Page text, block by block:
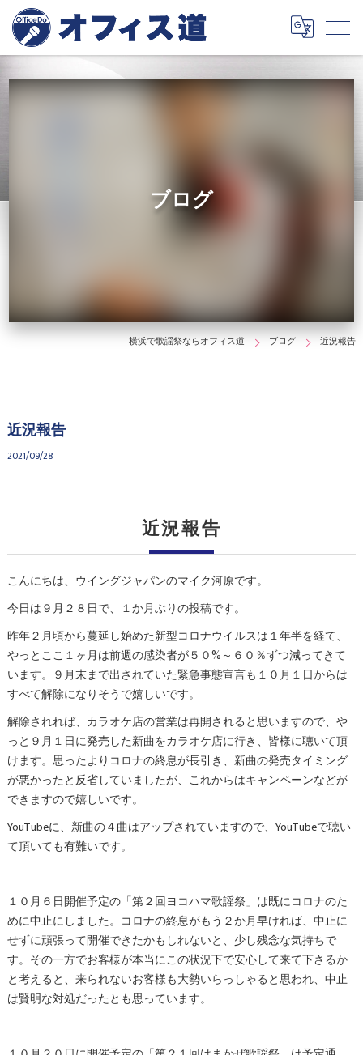
ブログ
横浜で歌謡祭ならオフィス道 ブログ 近況報告
近況報告
2021/09/28
近況報告
こんにちは、ウイングジャパンのマイク河原です。
今日は９月２８日で、１か月ぶりの投稿です。
昨年２月頃から蔓延し始めた新型コロナウイルスは１年半を経て、
やっとここ１ヶ月は前週の感染者が５０%～６０％ずつ減ってきて
います。９月末まで出されていた緊急事態宣言も１０月１日からは
すべて解除になりそうで嬉しいです。
解除されれば、カラオケ店の営業は再開されると思いますので、や
っと９月１日に発売した新曲をカラオケ店に行き、皆様に聴いて頂
けます。思ったよりコロナの終息が長引き、新曲の発売タイミング
が悪かったと反省していましたが、これからはキャンペーンなどが
できますので嬉しいです。
YouTubeに、新曲の４曲はアップされていますので、YouTubeで聴い
て頂いても有難いです。
１０月６日開催予定の「第２回ヨコハマ歌謡祭」は既にコロナのた
めに中止にしました。コロナの終息がもう２か月早ければ、中止に
せずに頑張って開催できたかもしれないと、少し残念な気持ちで
す。その一方でお客様が本当にこの状況下で安心して来て下さるか
と考えると、来られないお客様も大勢いらっしゃると思われ、中止
は賢明な対処だったとも思っています。